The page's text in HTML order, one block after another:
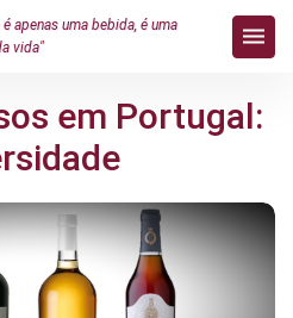
é apenas uma bebida, é uma
vida"
em Portugal: